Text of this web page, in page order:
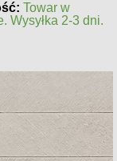
Towar na
Zapytaj o czas